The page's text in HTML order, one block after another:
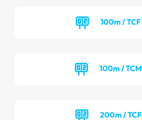
100m / TCF
100m / TCM
200m / TCF